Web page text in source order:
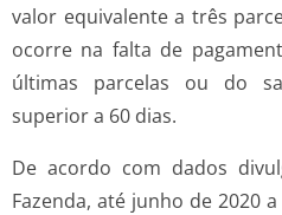
valor equivalente a três
ocorre na falta de
últimas parcelas ou do
superior a 60 dias.
De acordo com dados
Fazenda, até junho de 2020